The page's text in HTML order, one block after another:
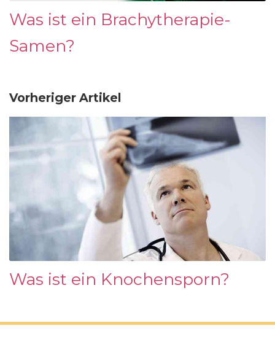
Was ist ein Brachytherapie-
Samen?
Vorheriger Artikel
Was ist ein Knochensporn?